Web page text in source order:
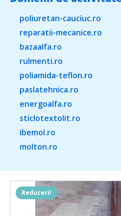
poliuretan-cauciuc.ro
reparatii-mecanice.ro
bazaalfa.ro
rulmenti.ro
poliamida-teflon.ro
paslatehnica.ro
energoalfa.ro
sticlotextolit.ro
ibemol.ro
molton.ro
Reduceri!